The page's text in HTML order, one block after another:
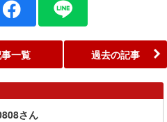
一覧 過去の記事
さん